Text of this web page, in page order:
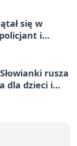
się w
i
rusza
dla dzieci i